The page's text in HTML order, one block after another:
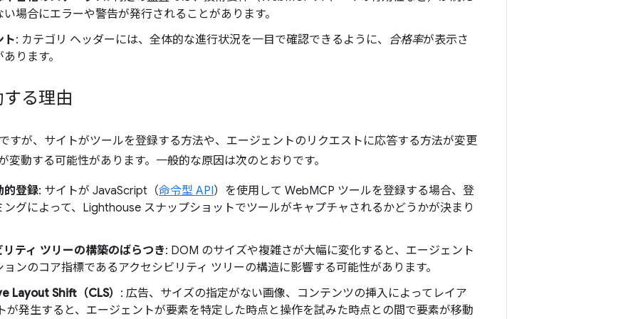
場合にエラーや警告が発行されることがあります。
ト: カテゴリ ヘッダーには、全体的な進行状況を一目で確認できるように、 合格率が表示さ
ります。
る理由
すが、サイトがツールを登録する方法や、エージェントのリクエストに応答する方法が変更
変動する可能性があります。一般的な原因は次のとおりです。
的登録: サイトが JavaScript（命令型 API）を使用して WebMCP ツールを登録する場合、登
ングによって、Lighthouse スナップショットでツールがキャプチャされるかどうかが決まり
ティ ツリーの構築のばらつき: DOM のサイズや複雑さが大幅に変化すると、エージェント
ンのコア指標であるアクセシビリティ ツリーの構造に影響する可能性があります。
Layout Shift（CLS） : 広告、サイズの指定がない画像、コンテンツの挿入によってレイア
が発生すると、エージェントが要素を特定した時点と操作を試みた時点との間で要素が移動